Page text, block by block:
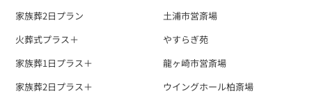
家族葬2日プラン
火葬式プラス＋
家族葬1日プラス＋
家族葬2日プラス＋
土浦市営斎場
やすらぎ苑
龍ヶ崎市営斎場
ウイングホール柏斎場